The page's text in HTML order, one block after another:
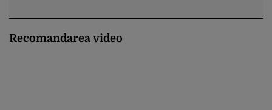
Recomandarea video